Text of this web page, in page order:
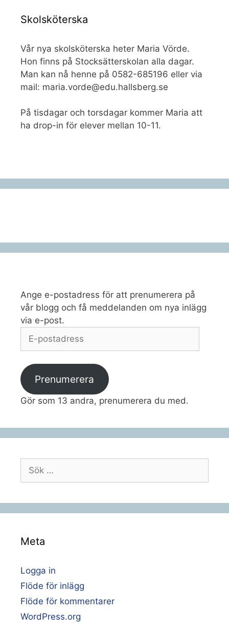
Skolsköterska
Vår nya skolsköterska heter Maria Vörde.
Hon finns på Stocksätterskolan alla dagar.
Man kan nå henne på 0582-685196 eller via
mail: maria.vorde@edu.hallsberg.se
På tisdagar och torsdagar kommer Maria att
ha drop-in för elever mellan 10-11.
Ange e-postadress för att prenumerera på
vår blogg och få meddelanden om nya inlägg
via e-post.
postadress
Prenumerera
Gör som 13 andra, prenumerera du med.
efter:
Meta
Logga in
Flöde för inlägg
Flöde för kommentarer
WordPress.org